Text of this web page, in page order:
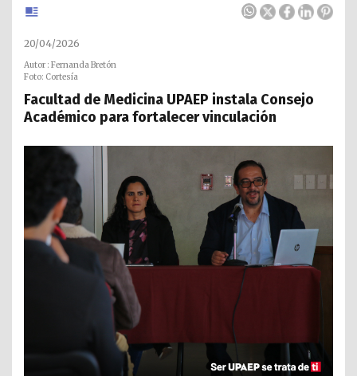
20/04/2026
Autor : Fernanda Bretón
Foto: Cortesía
Facultad de Medicina UPAEP instala Consejo
Académico para fortalecer vinculación